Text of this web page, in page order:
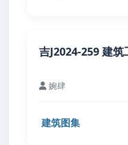
吉J2024-259 建
婉肆
建筑图集